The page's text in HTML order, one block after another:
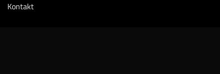
Kontakt